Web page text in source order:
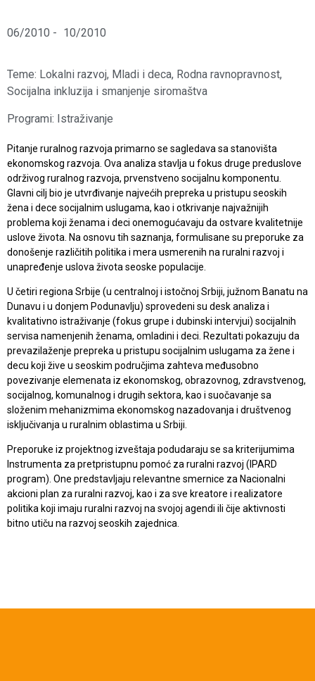
06/2010 - 10/2010
Teme: Lokalni razvoj, Mladi i deca, Rodna ravnopravnost,
Socijalna inkluzija i smanjenje siromaštva
Programi: Istraživanje
Pitanje ruralnog razvoja primarno se sagledava sa stanovišta
ekonomskog razvoja. Ova analiza stavlja u fokus druge preduslove
održivog ruralnog razvoja, prvenstveno socijalnu komponentu.
Glavni cilj bio je utvrđivanje najvećih prepreka u pristupu seoskih
žena i dece socijalnim uslugama, kao i otkrivanje najvažnijih
problema koji ženama i deci onemogućavaju da ostvare kvalitetnije
uslove života. Na osnovu tih saznanja, formulisane su preporuke za
donošenje različitih politika i mera usmerenih na ruralni razvoj i
unapređenje uslova života seoske populacije.
U četiri regiona Srbije (u centralnoj i istočnoj Srbiji, južnom Banatu na
Dunavu i u donjem Podunavlju) sprovedeni su desk analiza i
kvalitativno istraživanje (fokus grupe i dubinski intervjui) socijalnih
servisa namenjenih ženama, omladini i deci. Rezultati pokazuju da
prevazilaženje prepreka u pristupu socijalnim uslugama za žene i
decu koji žive u seoskim područjima zahteva međusobno
povezivanje elemenata iz ekonomskog, obrazovnog, zdravstvenog,
socijalnog, komunalnog i drugih sektora, kao i suočavanje sa
složenim mehanizmima ekonomskog nazadovanja i društvenog
isključivanja u ruralnim oblastima u Srbiji.
Preporuke iz projektnog izveštaja podudaraju se sa kriterijumima
Instrumenta za pretpristupnu pomoć za ruralni razvoj (IPARD
program). One predstavljaju relevantne smernice za Nacionalni
akcioni plan za ruralni razvoj, kao i za sve kreatore i realizatore
politika koji imaju ruralni razvoj na svojoj agendi ili čije aktivnosti
bitno utiču na razvoj seoskih zajednica.